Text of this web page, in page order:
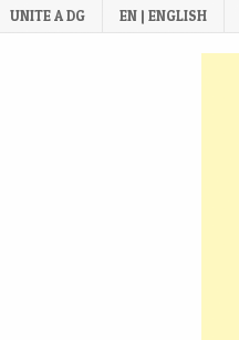
UNITE A DG EN | ENGLISH